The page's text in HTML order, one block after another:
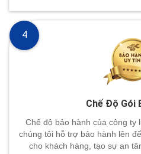
Chế Độ Gói
Chế độ bảo hành của công ty
chúng tôi hỗ trợ bảo hành lên
cho khách hàng, tạo sự an
4